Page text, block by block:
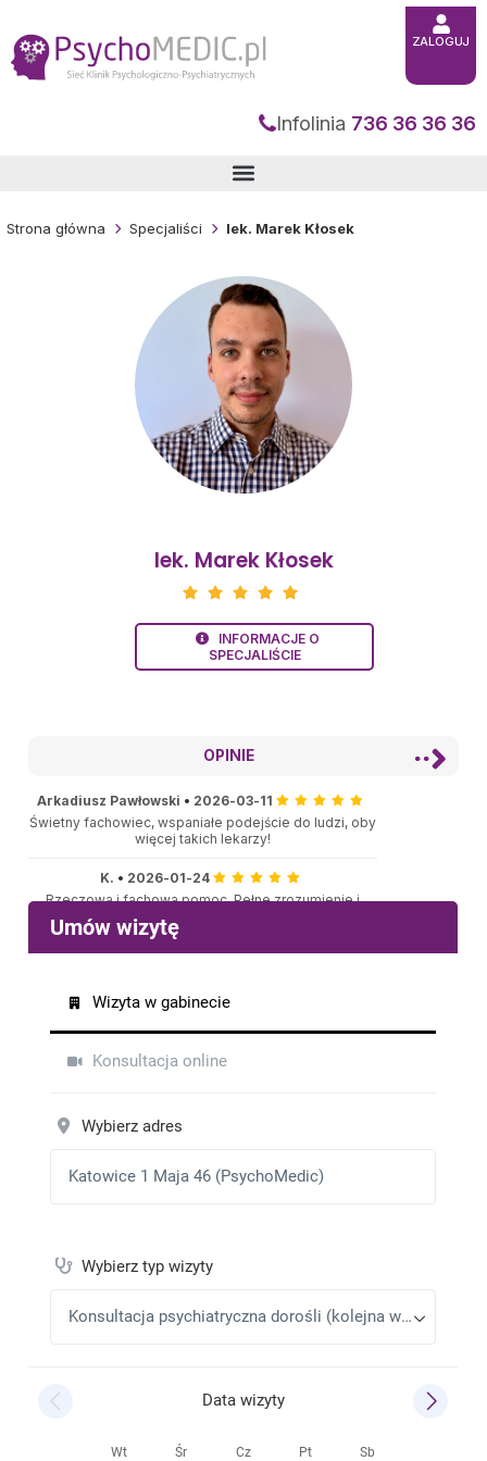
treści
Infolinia 736 36 36 36
ZALOGUJ
Strona główna Specjaliści lek. Marek Kłosek
lek. Marek Kłosek
INFORMACJE O
SPECJALIŚCIE
OPINIE
Arkadiusz Pawłowski • 2026-03-11
Świetny fachowiec, wspaniałe podejście do ludzi, oby
więcej takich lekarzy!
K. • 2026-01-24
Rzeczowa i fachowa pomoc. Pełne zrozumienie i
empatia. Szczegółowy wywiad i ocena stanu zdrowia.
Maria•2025-12-21
wszystko, wytłumaczył swoją diagnozę.
E.N.•2025-12-21
Wizyta, jak zawsze, profesjonalna.
Michał•2025-12-13
Jestem zadowolony bardzo miła rozmowa Pan Marek
, cała rozmowa przebiegła bardzo komfortowo .
Kasia
2025-11-15
Bardzo empatyczny człowiek.
Lekarz bardzo mily i empatyczny.Wysłucha i
doradzi.Takich profesjonalistów potrzeba.
J•2025-09-25